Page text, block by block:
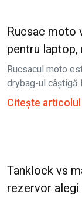
Rucsac moto
pentru laptop,
Rucsacul moto
drybag-ul câștigă
Citește articolul
Tanklock vs
rezervor